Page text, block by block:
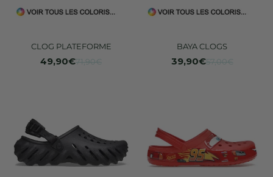
CLOG PLATEFORME
49,90€71,90€
BAYA CLOGS
39,90€57,00€